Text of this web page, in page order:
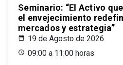
Seminario: “El Activo
el envejecimiento
mercados y estrategia”
19 de Agosto de 2026
09:00 a 11:00 horas